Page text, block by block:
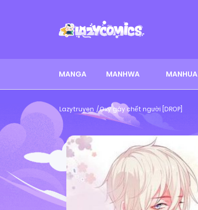
MANGA MANHWA MANHUA
Lazytruyen Oxy gây chết người [DROP]